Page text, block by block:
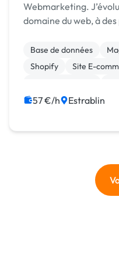
Webmarketing. J’évolue depuis 18 ans dans le
domaine du web, à
manager, consultante
et che...
Base de données
Shopify
Site E-
Experience utilisateur
57 €/h Estrablin